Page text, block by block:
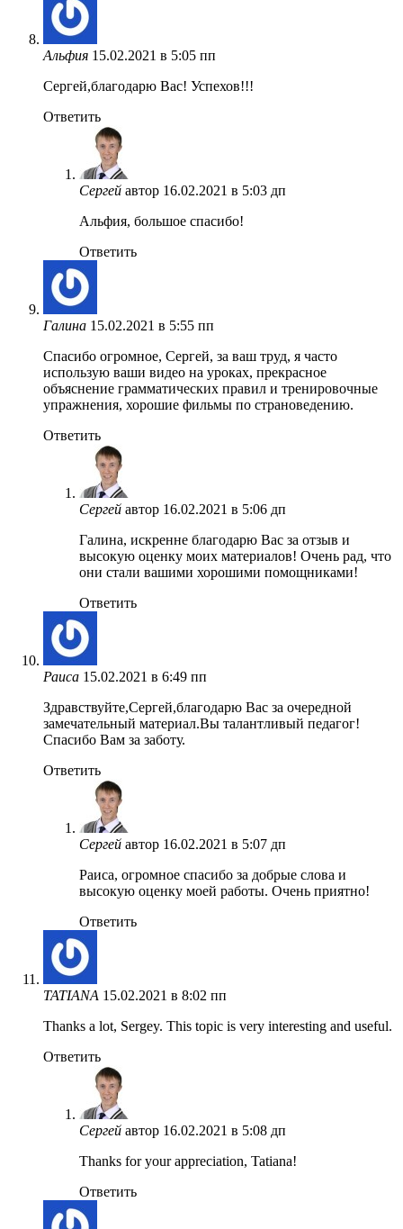
Альфия 15.02.2021 в 5:05 пп
Сергей,благодарю Вас! Успехов!!!
Ответить
Сергей автор 16.02.2021 в 5:03 дп
Альфия, большое спасибо!
Ответить
Галина 15.02.2021 в 5:55 пп
Спасибо огромное, Сергей, за ваш труд, я часто
использую ваши видео на уроках, прекрасное
объяснение грамматических правил и тренировочные
упражнения, хорошие фильмы по страноведению.
Ответить
Сергей автор 16.02.2021 в 5:06 дп
Галина, искренне благодарю Вас за отзыв и
высокую оценку моих материалов! Очень рад, что
они стали вашими хорошими помощниками!
Ответить
Раиса 15.02.2021 в 6:49 пп
Здравствуйте,Сергей,благодарю Вас за очередной
замечательный материал.Вы талантливый педагог!
Спасибо Вам за заботу.
Ответить
Сергей автор 16.02.2021 в 5:07 дп
Раиса, огромное спасибо за добрые слова и
высокую оценку моей работы. Очень приятно!
Ответить
TATIANA 15.02.2021 в 8:02 пп
Thanks a lot, Sergey. This topic is very interesting and useful.
Ответить
Сергей автор 16.02.2021 в 5:08 дп
Thanks for your appreciation, Tatiana!
Ответить